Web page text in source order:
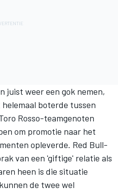
juist weer een gok nemen,
boterde tussen
Rosso-teamgenoten
om promotie naar het
opleverde. Red Bull-
van een 'giftige' relatie als
heen is die situatie
de twee wel